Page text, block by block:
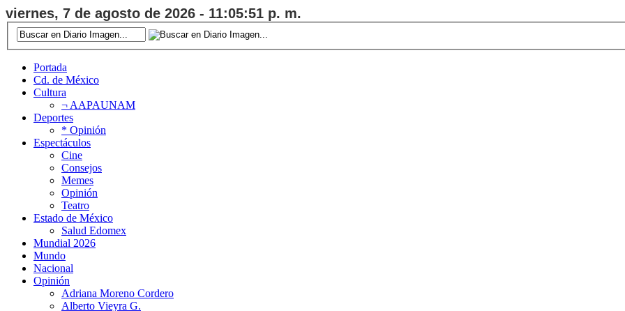
viernes, 7 de agosto de 2026 - 11:05:52 p. m.
Portada
Cd. de México
Cultura
¬ AAPAUNAM
Deportes
* Opinión
Espectáculos
Cine
Consejos
Memes
Opinión
Teatro
Estado de México
Salud Edomex
Mundial 2026
Mundo
Nacional
Opinión
Adriana Moreno Cordero
Alberto Vieyra G.